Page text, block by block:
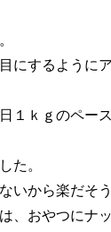
にするように
１ｋｇのペー
た。
いから楽だそ
、おやつにナ